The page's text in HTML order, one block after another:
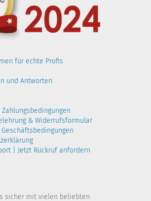
für echte Profis
und Antworten
& Widerrufsformular
| Jetzt Rückruf anfordern
sicher mit vielen beliebten